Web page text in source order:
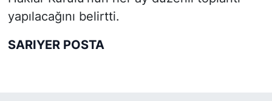
yapılacağını belirtti.
SARIYER POSTA